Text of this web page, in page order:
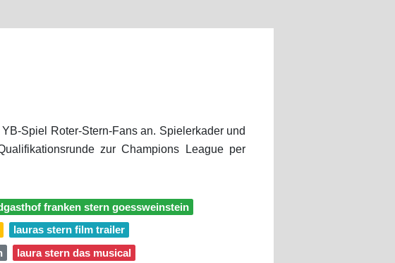
Spiel Roter-Stern-Fans an. Spielerkader und
zur Champions League per
franken stern goessweinstein
lauras stern film trailer
laura stern das musical